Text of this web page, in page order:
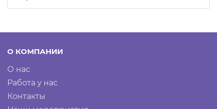
О КОМПАНИИ
О нас
Работа у нас
Контакты